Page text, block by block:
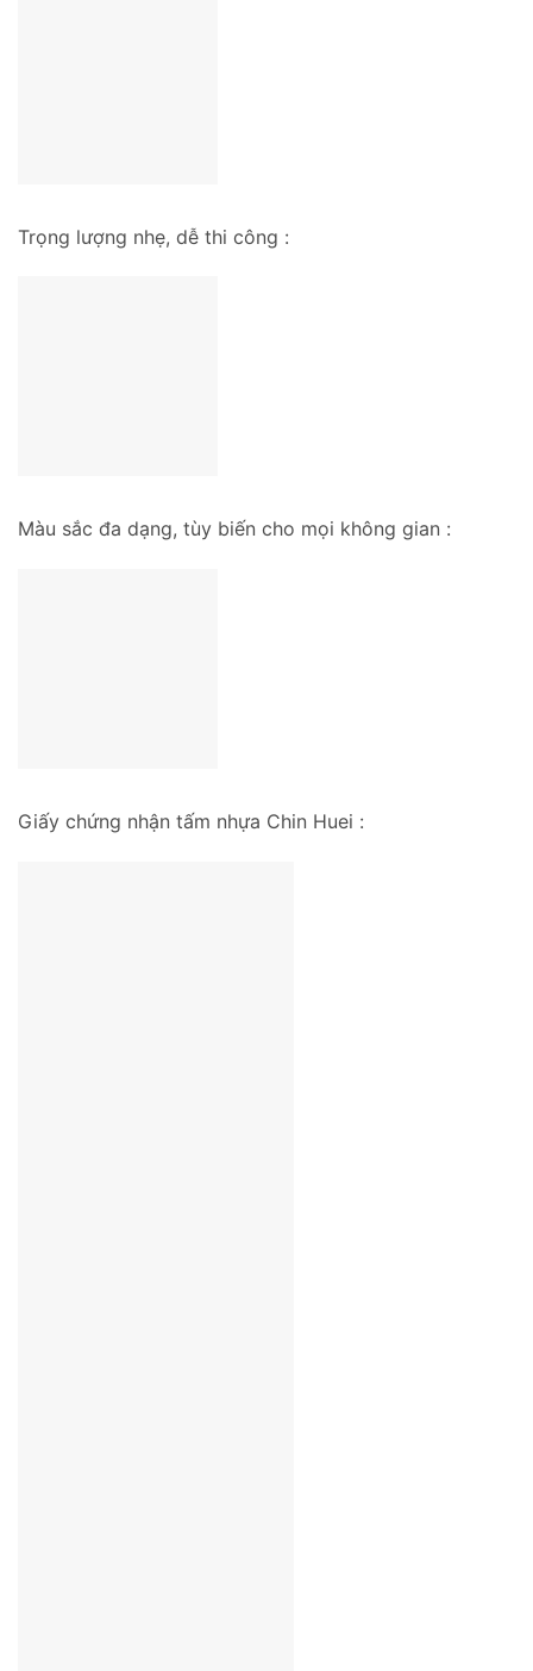
Trọng lượng nhẹ, dễ thi công :
Màu sắc đa dạng, tùy biến cho mọi không gian :
Giấy chứng nhận tấm nhựa Chin Huei :